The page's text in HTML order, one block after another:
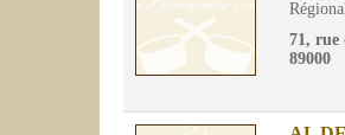
71, rue
89000